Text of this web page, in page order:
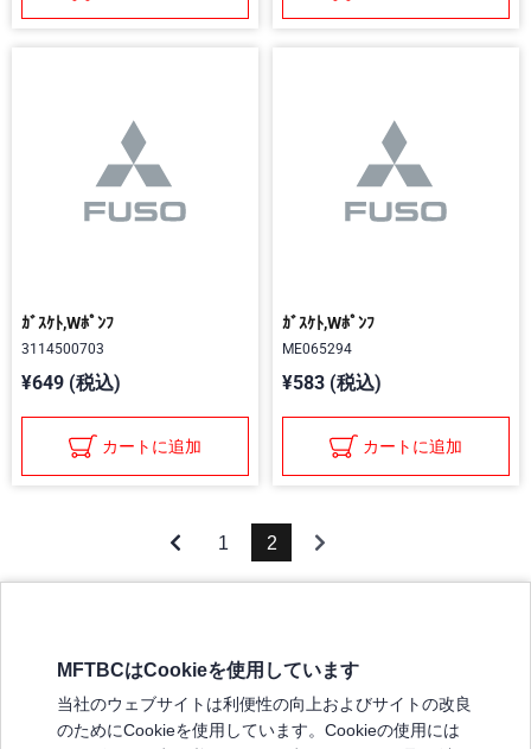
ｶﾞｽｹﾄ,Wﾎﾟﾝﾌ
3114500703
¥649 (税込)
カートに追加
ｶﾞｽｹﾄ,Wﾎﾟﾝﾌ
ME065294
¥583 (税込)
カートに追加
1 2
弊社の製品について
MFTBCはCookieを使用しています
当社のウェブサイトは利便性の向上およびサイトの改良
のためにCookieを使用しています。Cookieの使用には